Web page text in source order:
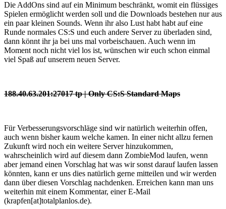
Die AddOns sind auf ein Minimum beschränkt, womit ein flüssiges
Spielen ermöglicht werden soll und die Downloads bestehen nur aus
ein paar kleinen Sounds. Wenn ihr also Lust habt habt auf eine
Runde normales CS:S und euch andere Server zu überladen sind,
dann könnt ihr ja bei uns mal vorbeischauen. Auch wenn im
Moment noch nicht viel los ist, wünschen wir euch schon einmal
viel Spaß auf unserem neuen Server.
188.40.63.201:27017 tp | Only CS:S Standard Maps
Für Verbesserungsvorschläge sind wir natürlich weiterhin offen,
auch wenn bisher kaum welche kamen. In einer nicht allzu fernen
Zukunft wird noch ein weitere Server hinzukommen,
wahrscheinlich wird auf diesem dann ZombieMod laufen, wenn
aber jemand einen Vorschlag hat was wir sonst darauf laufen lassen
könnten, kann er uns dies natürlich gerne mitteilen und wir werden
dann über diesen Vorschlag nachdenken. Erreichen kann man uns
weiterhin mit einem Kommentar, einer E-Mail
(krapfen[at]totalplanlos.de).